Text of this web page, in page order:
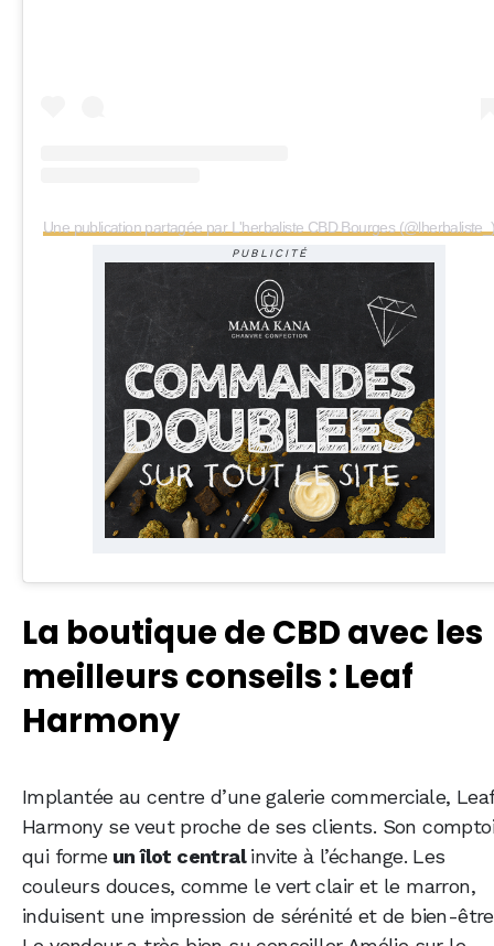
Une publication partagée par L'herbaliste CBD Bourges
PUBLICITÉ
La boutique de CBD avec les
meilleurs conseils : Leaf
Harmony
Implantée au centre d’une galerie commerciale, Leaf
Harmony se veut proche de ses clients. Son
qui forme un îlot centralinvite à l’échange. Les
couleurs douces, comme le vert clair et le marron,
induisent une impression de sérénité et de bien-